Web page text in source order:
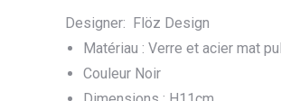
Designer: Flöz Design
Matériau : Verre et acier mat
Couleur Noir